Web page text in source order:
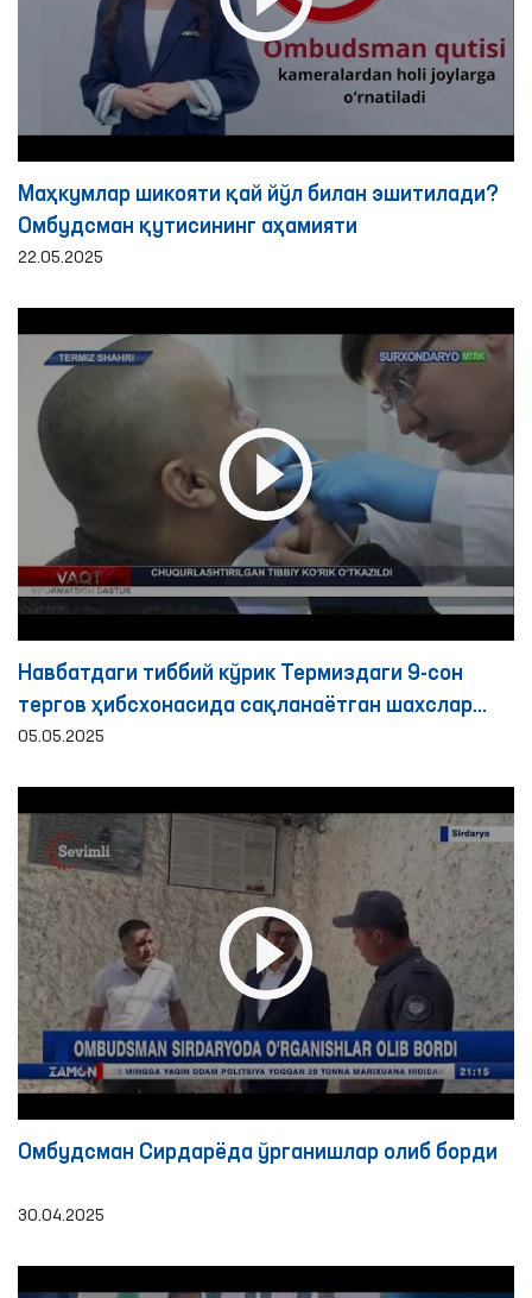
Маҳкумлар шикояти қай йўл билан эшитилади?
Омбудсман қутисининг аҳамияти
22.05.2025
Навбатдаги тиббий кўрик Термиздаги 9-сон
тергов ҳибсхонасида сақланаётган шахслар
учун ташкил этилди
05.05.2025
Омбудсман Сирдарёда ўрганишлар олиб борди
30.04.2025